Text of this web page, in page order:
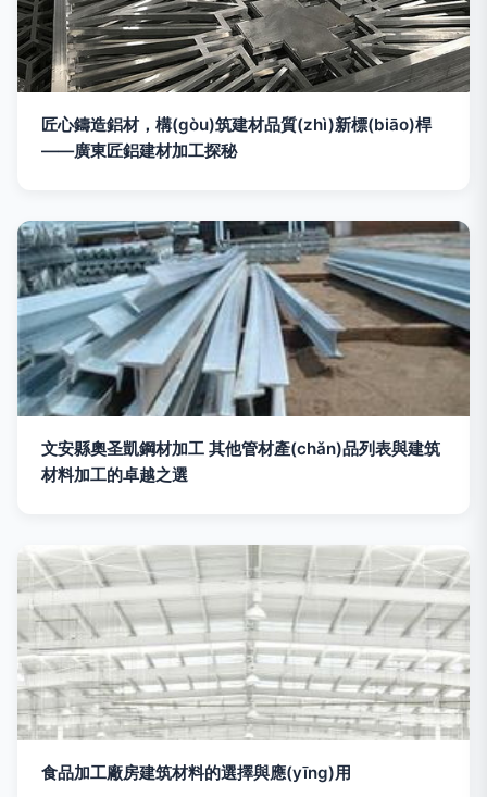
匠心鑄造鋁材，構(gòu)筑建材品質(zhì)新標(biāo)桿
——廣東匠鋁建材加工探秘
文安縣奧圣凱鋼材加工 其他管材產(chǎn)品列表與建筑
材料加工的卓越之選
食品加工廠房建筑材料的選擇與應(yīng)用